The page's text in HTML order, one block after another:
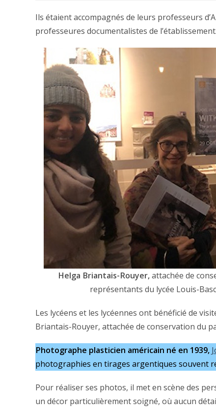
Ils étaient accompagnés de leurs professeurs
professeures documentalistes de l’établissement.
Helga Briantais-Rouyer,attachée de
représentants du lycée Louis-
Les lycéens et les lycéennes ont bénéficié de
Briantais-Rouyer, attachée de conservation du
Photographe plasticien américain né en 1939,
photographies en tirages argentiques souvent
Pour réaliser ses photos, il met en scène des
un décor particulièrement soigné, où aucun